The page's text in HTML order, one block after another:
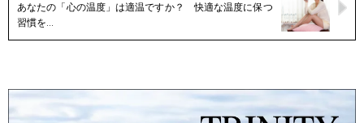
あなたの「心の温度」は適温ですか？ 快適な温度に保つ
習慣を…